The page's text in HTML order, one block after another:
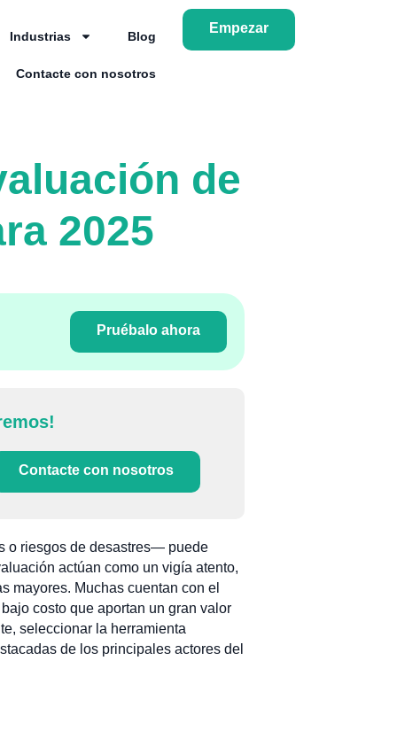
Industrias Blog
Contacte con nosotros
Empezar
de
2025
Pruébalo ahora
Contacte con nosotros
o riesgos de desastres— puede
actúan como un vigía atento,
mayores. Muchas cuentan con el
costo que aportan un gran valor
seleccionar la herramienta
de los principales actores del